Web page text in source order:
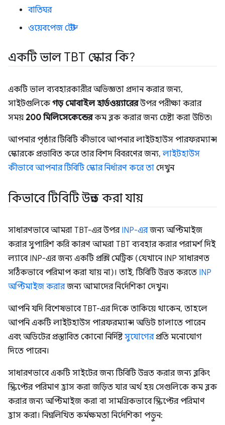
বাতিঘর
ওয়েবপেজ টেস্ট
একটি ভাল TBT স্কোর কি?
একটি ভাল ব্যবহারকারীর অভিজ্ঞতা প্রদান করার জন্য,
সাইটগুলিকেগড় মোবাইল হার্ডওয়্যারেরউপর পরীক্ষা করার
সময় 200 মিলিসেকেন্ডেরকম ব্লক করার জন্য চেষ্টা করা উচিত৷
আপনার পৃষ্ঠার টিবিটি কীভাবে আপনার লাইটহাউস পারফরম্যান্স
স্কোরকে প্রভাবিত করে তার বিশদ বিবরণের জন্য,লাইটহাউস
কীভাবে আপনার টিবিটি স্কোর নির্ধারণ করে তা দেখুন
কিভাবে টিবিটি উন্নত করা যায়
সাধারণভাবে আমরা TBT-এর উপর INP-এরজন্য অপ্টিমাইজ
করার সুপারিশ করি কারণ আমরা TBT ব্যবহার করার পরামর্শ দিই
ল্যাবে INP-এর জন্য একটি প্রক্সি মেট্রিক (যেখানে INP সাধারণত
সঠিকভাবে পরিমাপ করা যায় না)। তাই, টিবিটি উন্নত করতে INP
অপ্টিমাইজ করারজন্য আমাদের নির্দেশিকা দেখুন।
আপনি যদি বিশেষভাবে TBT-এর দিকে তাকিয়ে থাকেন, তাহলে
আপনি একটি লাইটহাউস পারফরম্যান্স অডিট চালাতে পারেন
এবং অডিটের প্রস্তাবিত কোনো নির্দিষ্টসুযোগেরপ্রতি মনোযোগ
দিতে পারেন।
সাধারণভাবে একটি সাইটের জন্য টিবিটি উন্নত করার জন্য ব্লকিং
স্ক্রিপ্টের পরিমাণ হ্রাস করা জড়িত যার অর্থ হয় সেগুলিকে কম ব্লক
করার জন্য অপ্টিমাইজ করা বা সামগ্রিকভাবে স্ক্রিপ্টের পরিমাণ
হ্রাস করা। নিম্নলিখিত কর্মক্ষমতা নির্দেশিকা পড়ুন: